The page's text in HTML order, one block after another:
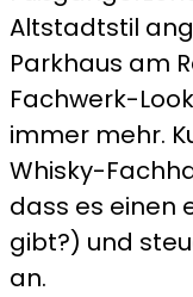
Altstadtstil
Parkhaus am
Fachwerk-
immer mehr.
Whisky-
dass es einen
gibt?) und
an.